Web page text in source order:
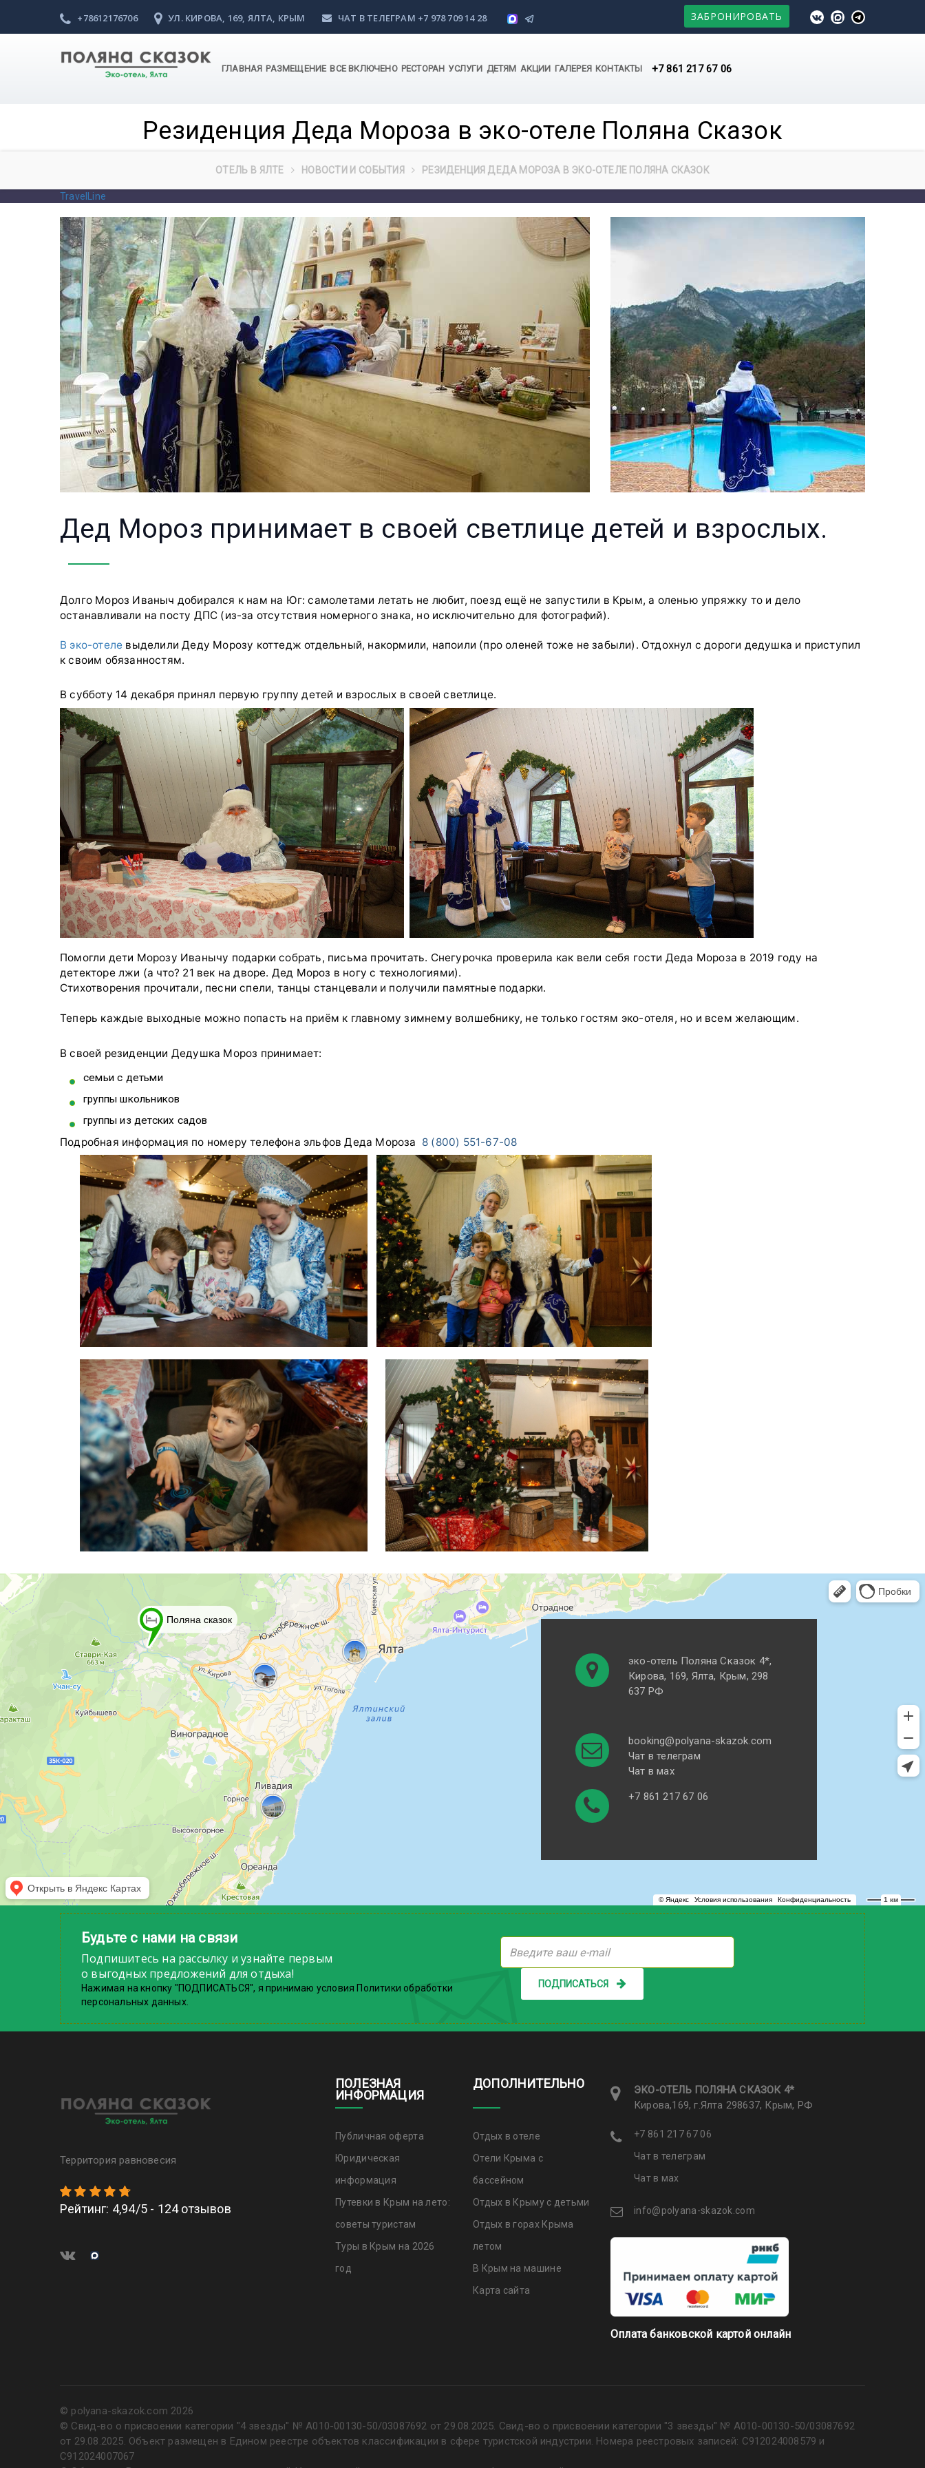
+78612176706 УЛ. КИРОВА, 169, ЯЛТА, КРЫМ ЧАТ В ТЕЛЕГРАМ +7 978 709 14 28 ЗАБРОНИРОВАТЬ
ГЛАВНАЯ РАЗМЕЩЕНИЕ ВСЕ ВКЛЮЧЕНО РЕСТОРАН УСЛУГИ ДЕТЯМ АКЦИИ ГАЛЕРЕЯ КОНТАКТЫ +7 861 217 67 06
Резиденция Деда Мороза в эко-отеле Поляна Сказок
ОТЕЛЬ В ЯЛТЕ НОВОСТИ И СОБЫТИЯ РЕЗИДЕНЦИЯ ДЕДА МОРОЗА В ЭКО-ОТЕЛЕ ПОЛЯНА СКАЗОК
TravelLine
Дед Мороз принимает в своей светлице детей и взрослых.
Долго Мороз Иваныч добирался к нам на Юг: самолетами летать не любит, поезд ещё не запустили в Крым, а оленью упряжку то и дело
останавливали на посту ДПС (из-за отсутствия номерного знака, но исключительно для фотографий).
В эко-отеле выделили Деду Морозу коттедж отдельный, накормили, напоили (про оленей тоже не забыли). Отдохнул с дороги дедушка и приступил
к своим обязанностям.
В субботу 14 декабря принял первую группу детей и взрослых в своей светлице.
Помогли дети Морозу Иванычу подарки собрать, письма прочитать. Снегурочка проверила как вели себя гости Деда Мороза в 2019 году на
детекторе лжи (а что? 21 век на дворе. Дед Мороз в ногу с технологиями).
Стихотворения прочитали, песни спели, танцы станцевали и получили памятные подарки.
Теперь каждые выходные можно попасть на приём к главному зимнему волшебнику, не только гостям эко-отеля, но и всем желающим.
В своей резиденции Дедушка Мороз принимает:
семьи с детьми
группы школьников
группы из детских садов
Подробная информация по номеру телефона эльфов Деда Мороза 8 (800) 551-67-08
эко-отель Поляна Cказок 4*,
Кирова, 169, Ялта, Крым, 298
637 РФ
booking@polyana-skazok.com
Чат в телеграм
Чат в мах
+7 861 217 67 06
Будьте с нами на связи
Подпишитесь на рассылку и узнайте первым
о выгодных предложений для отдыха!
Нажимая на кнопку "ПОДПИСАТЬСЯ", я принимаю условия Политики обработки
персональных данных.
ПОДПИСАТЬСЯ
Территория равновесия
Рейтинг: 4,94/5 - 124отзывов
ПОЛЕЗНАЯ
ИНФОРМАЦИЯ
Публичная оферта
Юридическая
информация
Путевки в Крым на лето:
советы туристам
Туры в Крым на 2026
год
ДОПОЛНИТЕЛЬНО
Отдых в отеле
Отели Крыма с
бассейном
Отдых в Крыму с детьми
Отдых в горах Крыма
летом
В Крым на машине
Карта сайта
ЭКО-ОТЕЛЬ ПОЛЯНА CКАЗОК 4*
Кирова,169, г.Ялта 298637, Крым, РФ
+7 861 217 67 06
Чат в телеграм
Чат в мах
info@polyana-skazok.com
Оплата банковской картой онлайн
© polyana-skazok.com 2026
© Свид-во о присвоении категории "4 звезды" № А010-00130-50/03087692 от 29.08.2025. Свид-во о присвоении категории "3 звезды" № А010-00130-50/03087692
от 29.08.2025. Объект размещен в Едином реестре объектов классификации в сфере туристской индустрии. Номера реестровых записей: С912024008579 и
С912024007067